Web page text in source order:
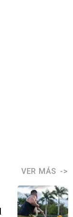
VER MÁS